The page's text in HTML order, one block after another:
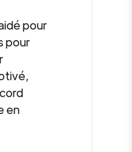
pour
pour
en